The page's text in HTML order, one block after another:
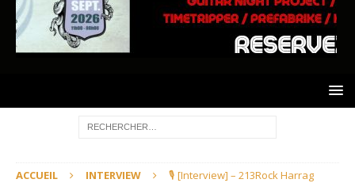
ACCUEIL INTERVIEW
🎙 [Interview] – 213Rock Harrag